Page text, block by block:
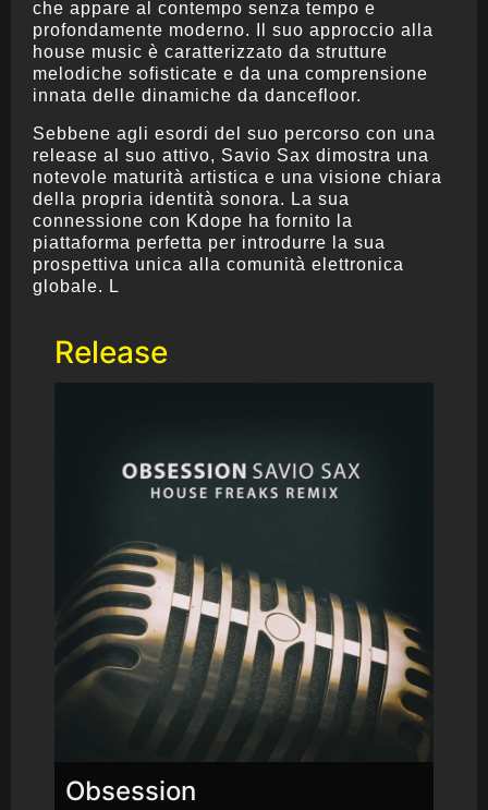
che appare al contempo senza tempo e
profondamente moderno. Il suo approccio alla
house music è caratterizzato da strutture
melodiche sofisticate e da una comprensione
innata delle dinamiche da dancefloor.
Sebbene agli esordi del suo percorso con una
release al suo attivo, Savio Sax dimostra una
notevole maturità artistica e una visione chiara
della propria identità sonora. La sua
connessione con Kdope ha fornito la
piattaforma perfetta per introdurre la sua
prospettiva unica alla comunità elettronica
globale. L
Release
Obsession